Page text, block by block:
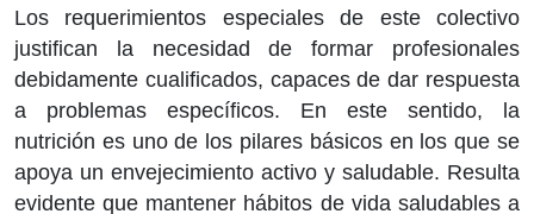
Los requerimientos especiales de este colectivo
justifican la necesidad de formar profesionales
debidamente cualificados, capaces de dar respuesta
a problemas específicos. En este sentido, la
nutrición es uno de los pilares básicos en los que se
apoya un envejecimiento activo y saludable. Resulta
evidente que mantener hábitos de vida saludables a